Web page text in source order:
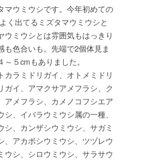
ミ
ズ
タ
マ
ウ
シ
登
場！
は
マウミウシです。今年初めての
く出てるミズタマウミウシと
ウミウシとは雰囲気もはっきり
も色合いも。先端で2個体見ま
５cmもありました。
カラミドリガイ、オトメミドリ
ガイ、アマクサアメフラシ、ク
アメフラシ、カメノコフシエア
、イバラウミウシ属の一種、
シ、カンザシウミウシ、サガミ
、アカボシウミウシ、ツヅレウ
ウシ、シロウミウシ、サラサウ